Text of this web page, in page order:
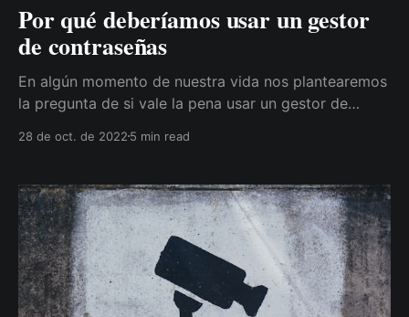
Por qué deberíamos usar un gestor
de contraseñas
En algún momento de nuestra vida nos plantearemos
la pregunta de si vale la pena usar un gestor de
seguro? ¿Qué pasa si pierdo o consiguen mi
utilice, podrá ver mis contraseñas? Y así. Bueno, en
28 de oct. de 2022 5 min read